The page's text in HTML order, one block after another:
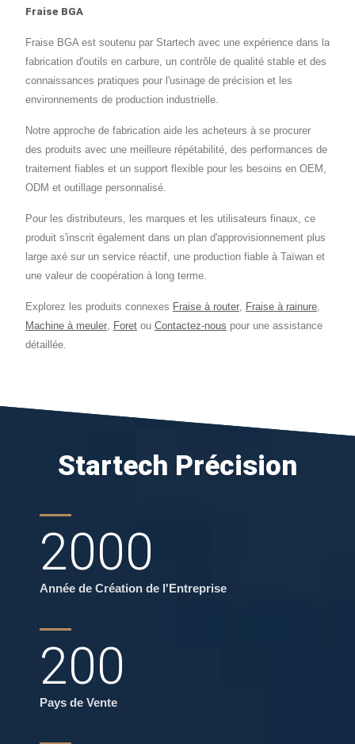
Fraise BGA
Fraise BGA est soutenu par Startech avec une expérience dans la
fabrication d'outils en carbure, un contrôle de qualité stable et des
connaissances pratiques pour l'usinage de précision et les
environnements de production industrielle.
Notre approche de fabrication aide les acheteurs à se procurer
des produits avec une meilleure répétabilité, des performances de
traitement fiables et un support flexible pour les besoins en OEM,
ODM et outillage personnalisé.
Pour les distributeurs, les marques et les utilisateurs finaux, ce
produit s'inscrit également dans un plan d'approvisionnement plus
large axé sur un service réactif, une production fiable à Taïwan et
une valeur de coopération à long terme.
Explorez les produits connexes Fraise à router, Fraise à rainure,
Machine à meuler, Foret ou Contactez-nous pour une assistance
détaillée.
Startech Précision
2000
Année de Création de l'Entreprise
200
Pays de Vente